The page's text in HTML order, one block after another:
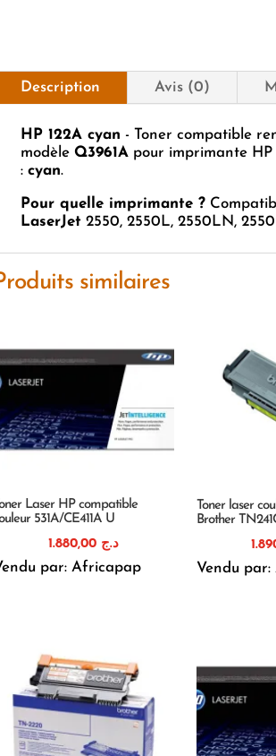
Description Avis (0)
HP 122A cyan - Toner compatible
modèle Q3961Apour imprimante HP
: cyan.
Pour quelle imprimante ?
LaserJet2550, 2550L, 2550LN,
similaires
Laser HP compatible
531A/CE411A U
د.ج 1.880,00
par: Africapap
Toner laser
Brother
Vendu